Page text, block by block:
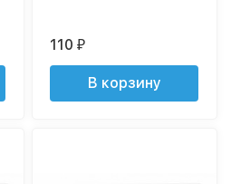
110₽
В корзину